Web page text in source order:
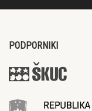
PODPORNIKI